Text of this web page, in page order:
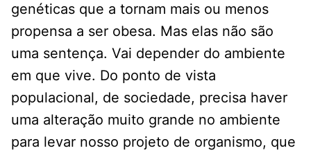
genéticas que a tornam mais ou menos
propensa a ser obesa. Mas elas não são
uma sentença. Vai depender do ambiente
em que vive. Do ponto de vista
populacional, de sociedade, precisa haver
uma alteração muito grande no ambiente
para levar nosso projeto de organismo, que